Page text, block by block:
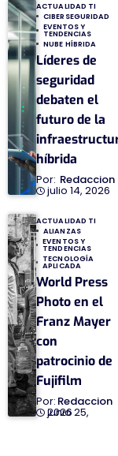
ACTUALIDAD TI
CIBERSEGURIDAD
EVENTOS Y
TENDENCIAS
NUBE HÍBRIDA
Líderes de
seguridad
debaten el
futuro de la
híbrida
Redaccion
julio 14, 2026
ACTUALIDAD TI
ALIANZAS
EVENTOS Y
TENDENCIAS
TECNOLOGÍA
APLICADA
World Press
Photo en el
Franz Mayer
con
patrocinio de
Fujifilm
Redaccion
junio 25, 2026